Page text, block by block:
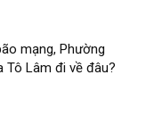
mạng, Phường
Tô Lâm đi về đâu?